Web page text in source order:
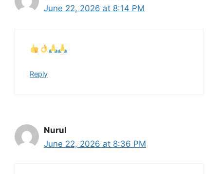
June 22, 2026 at 8:14 PM
Reply
Nurul
June 22, 2026 at 8:36 PM